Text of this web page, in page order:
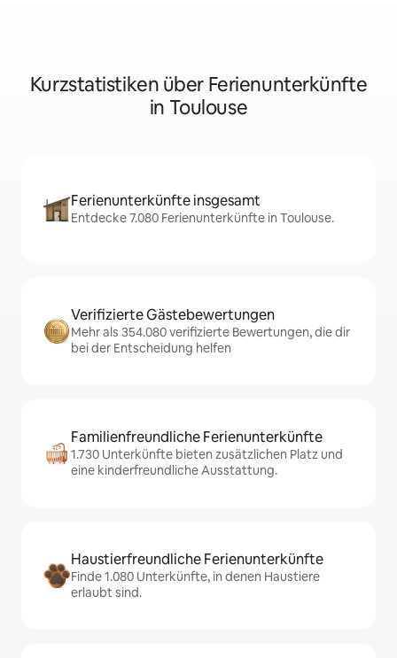
Kurzstatistiken über Ferienunterkünfte
in Toulouse
Ferienunterkünfte insgesamt
Entdecke 7.080 Ferienunterkünfte in Toulouse.
Verifizierte Gästebewertungen
Mehr als 354.080 verifizierte Bewertungen, die dir
bei der Entscheidung helfen
Familienfreundliche Ferienunterkünfte
1.730 Unterkünfte bieten zusätzlichen Platz und
eine kinderfreundliche Ausstattung.
Haustierfreundliche Ferienunterkünfte
Finde 1.080 Unterkünfte, in denen Haustiere
erlaubt sind.